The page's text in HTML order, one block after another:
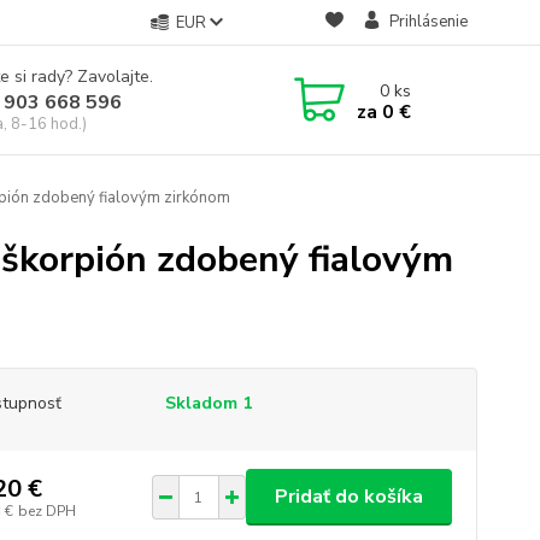
EUR Prihlásenie
si rady? Zavolajte.
668 596
8-16 hod.)
0ks
za 0 €
zdobený fialovým zirkónom
zdobený fialovým
Skladom 1
€
€ bez DPH
Pridať do košíka